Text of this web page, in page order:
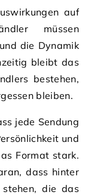
auf
müssen
die Dynamik
bleibt das
bestehen,
bleiben.
jede Sendung
und
Format stark.
dass hinter
die das